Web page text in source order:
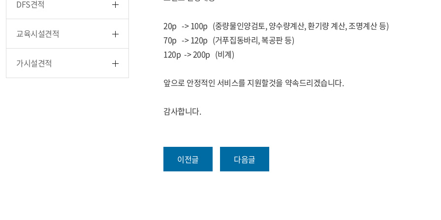
DFS견적
교육시설견적
가시설견적
20p -> 100p (중량물인양검토, 양수량계산, 환기량 계산, 조명계산 등)
70p -> 120p (거푸집동바리, 복공판 등)
120p -> 200p (비계)
앞으로 안정적인 서비스를 지원할것을 약속드리겠습니다.
감사합니다.
이전글 다음글